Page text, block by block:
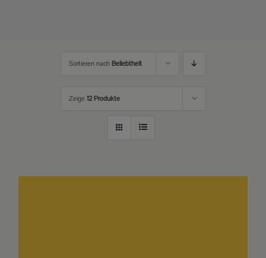
Sortieren nach Beliebtheit
Zeige 12 Produkte